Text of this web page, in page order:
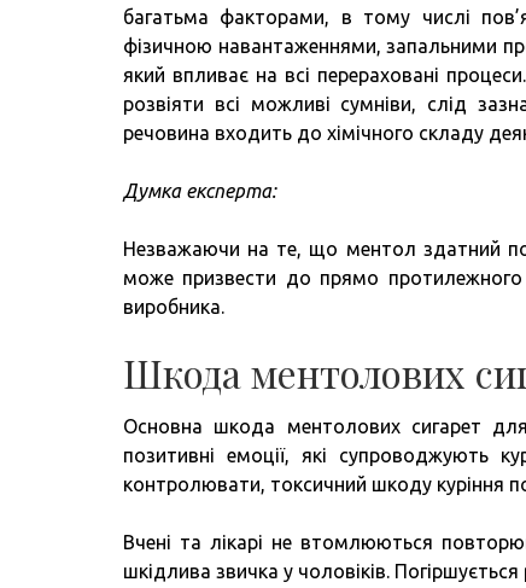
багатьма факторами, в тому числі
фізичною навантаженнями, запальними
який впливає на всі перераховані
розвіяти всі можливі сумніви, слід
речовина входить до хімічного складу
Думка експерта:
Незважаючи на те, що ментол здатний
може призвести до прямо протилежного
виробника.
Шкода ментолових
Основна шкода ментолових сигарет
позитивні емоції, які супроводжують
контролювати, токсичний шкоду куріння
Вчені та лікарі не втомлюються
шкідлива звичка у чоловіків.